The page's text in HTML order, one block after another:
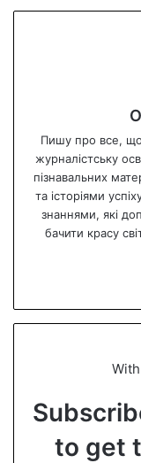
Пишу про все,
журналістську
пізнавальних
та історіями
знаннями, які
бачити красу
to get